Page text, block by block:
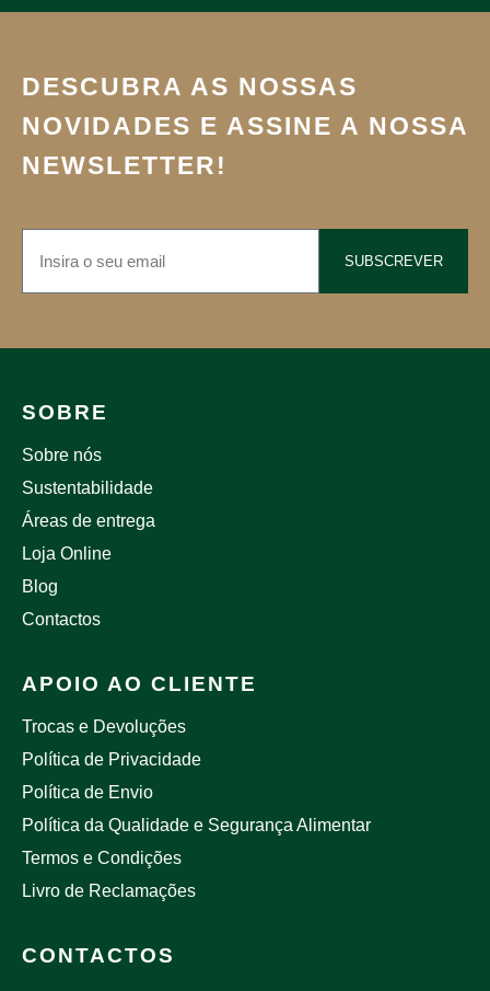
DESCUBRA AS NOSSAS
NOVIDADES E ASSINE A NOSSA
NEWSLETTER!
SUBSCREVER
SOBRE
Sobre nós
Sustentabilidade
Áreas de entrega
Loja Online
Blog
Contactos
APOIO AO CLIENTE
Trocas e Devoluções
Política de Privacidade
Política de Envio
Política da Qualidade e Segurança Alimentar
Termos e Condições
Livro de Reclamações
CONTACTOS